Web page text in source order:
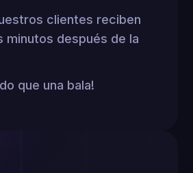
clientes reciben
minutos después de la
que una bala!